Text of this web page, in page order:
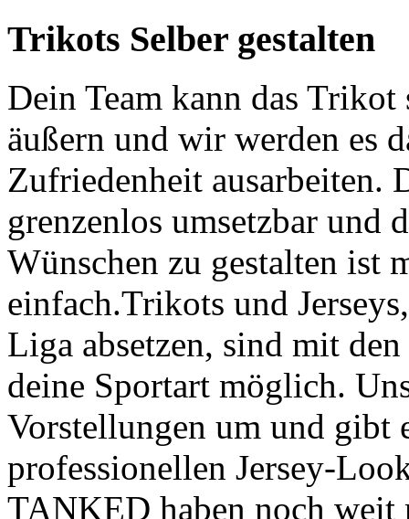
Trikots Selber gestalten
Dein Team kann das Trikot
äußern und wir werden es
Zufriedenheit ausarbeiten.
grenzenlos umsetzbar und
Wünschen zu gestalten ist
einfach.Trikots und
Liga absetzen, sind mit
deine Sportart möglich.
Vorstellungen um und gibt
professionellen Jersey-
TANKED haben noch